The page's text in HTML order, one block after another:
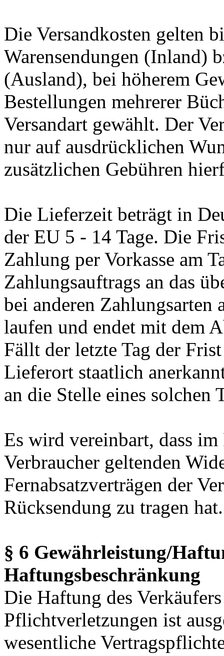
Die Versandkosten gelten
Warensendungen (Inland)
(Ausland), bei höherem
Bestellungen mehrerer
Versandart gewählt. Der
nur auf ausdrücklichen
zusätzlichen Gebühren
Die Lieferzeit beträgt in
der EU 5 - 14 Tage. Die
Zahlung per Vorkasse am
Zahlungsauftrags an das
bei anderen Zahlungsarten
laufen und endet mit dem
Fällt der letzte Tag der
Lieferort staatlich
an die Stelle eines solchen
Es wird vereinbart, dass
Verbraucher geltenden
Fernabsatzverträgen der
Rücksendung zu tragen hat.
§ 6 Gewährleistung/
Haftungsbeschränkung
Die Haftung des
Pflichtverletzungen ist
wesentliche